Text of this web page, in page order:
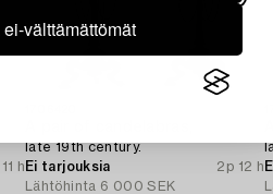
välttämättömät
h
late 19th century.
Ei tarjouksia
2p 12 h
Lähtöhinta 6 000 SEK